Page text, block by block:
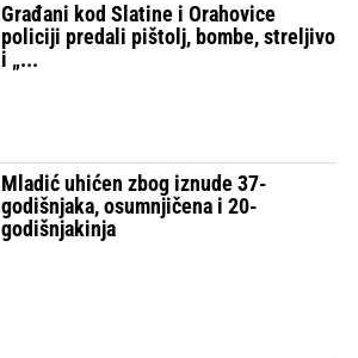
Građani kod Slatine i Orahovice
policiji predali pištolj, bombe, streljivo
i „...
Mladić uhićen zbog iznude 37-
godišnjaka, osumnjičena i 20-
godišnjakinja